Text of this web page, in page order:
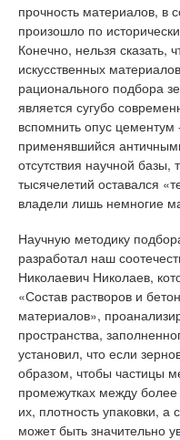
прочность материалов, в
произошло по
Конечно, нельзя сказать,
искусственных
рационального подбора
является сугубо
вспомнить опус
применявшийся
отсутствия научной
тысячелетий оставался
владели лишь немногие
Научную методику
разработал наш
Николаевич Николаев,
«Состав растворов и
материалов»,
пространства,
установил, что если
образом, чтобы частицы
промежутках между
их, плотность упаковки,
может быть значительно